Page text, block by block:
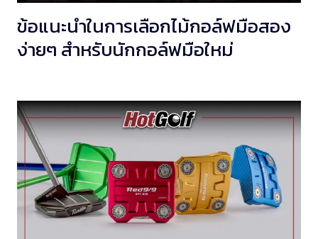
ข้อแนะนำในการเลือกไม้กอล์ฟมือสอง
ง่ายๆ สำหรับนักกอล์ฟมือใหม่